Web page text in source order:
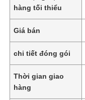
hàng tối thiểu
Giá bán
chi tiết đóng gói
Thời gian giao
hàng